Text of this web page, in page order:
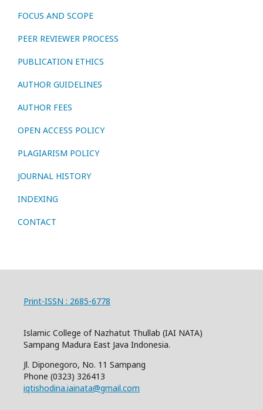
FOCUS AND SCOPE
PEER REVIEWER PROCESS
PUBLICATION ETHICS
AUTHOR GUIDELINES
AUTHOR FEES
OPEN ACCESS POLICY
PLAGIARISM POLICY
JOURNAL HISTORY
INDEXING
CONTACT
Print-ISSN : 2685-6778
Islamic College of Nazhatut Thullab (IAI NATA)
Sampang Madura East Java Indonesia.
Jl. Diponegoro, No. 11 Sampang
Phone (0323) 326413
iqtishodina.iainata@gmail.com